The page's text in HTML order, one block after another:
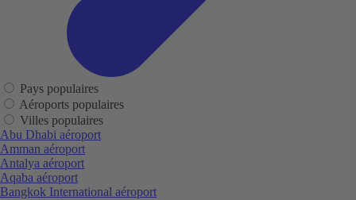
Pays populaires
Aéroports populaires
Villes populaires
Abu Dhabi aéroport
Amman aéroport
Antalya aéroport
Aqaba aéroport
Bangkok International aéroport